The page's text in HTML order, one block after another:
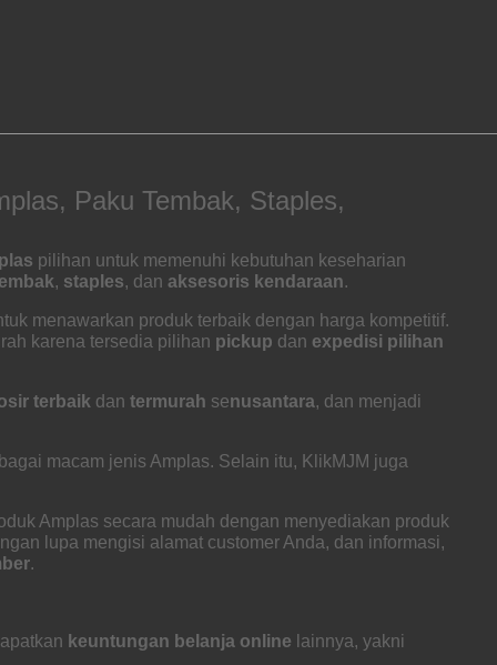
Paku Tembak, Staples,
pilihan untuk memenuhi kebutuhan keseharian
, staples, danaksesoris kendaraan.
menawarkan produk terbaik dengan harga kompetitif.
karena tersedia pilihan pickup dan expedisi pilihan
terbaik dantermurah senusantara, dan menjadi
macam jenis Amplas. Selain itu, KlikMJM juga
Amplas secara mudah dengan menyediakan produk
lupa mengisi alamat customer Anda, dan informasi,
.
keuntungan belanja online lainnya, yakni